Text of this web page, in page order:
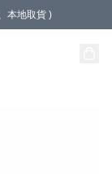
本地取貨 )